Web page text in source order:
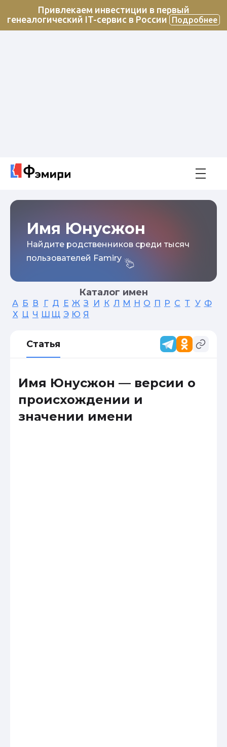
Привлекаем инвестиции в первый
генеалогический IT-сервис в России
Подробнее
Имя Юнусжон
Найдите родственников среди тысяч
пользователей Famiry
Каталог имен
А Б В Г Д Е Ж З И К Л М Н О П Р С Т У Ф
Х Ц Ч Ш Щ Э Ю Я
Статья
Имя Юнусжон — версии о
происхождении и
значении имени